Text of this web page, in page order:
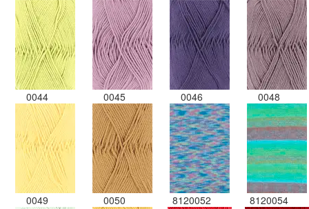
0044 0045 0046 0048
0049 0050 8120052 8120054